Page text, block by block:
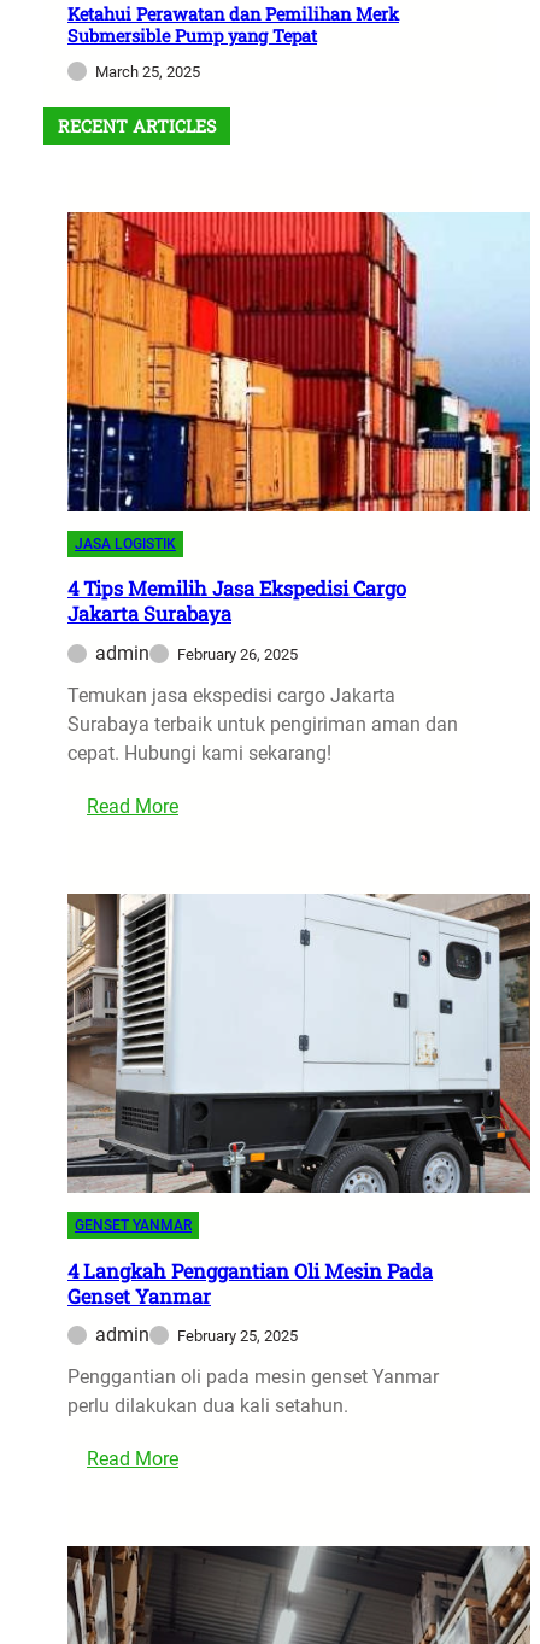
Ketahui Perawatan dan Pemilihan Merk
Submersible Pump yang Tepat
March 25, 2025
RECENT ARTICLES
JASA LOGISTIK
4 Tips Memilih Jasa Ekspedisi Cargo
Jakarta Surabaya
admin February 26, 2025
Temukan jasa ekspedisi cargo Jakarta
Surabaya terbaik untuk pengiriman aman dan
cepat. Hubungi kami sekarang!
Read More:
i
l
i
h
J
a
s
a
E
k
p
e
i
r
GENSET YANMAR
4 Langkah Penggantian Oli Mesin Pada
Genset Yanmar
admin February 25, 2025
Penggantian oli pada mesin genset Yanmar
perlu dilakukan dua kali setahun.
Read More:
a
k